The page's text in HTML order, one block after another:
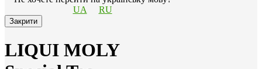
UA
RU
Закрити
LIQUI MOLY